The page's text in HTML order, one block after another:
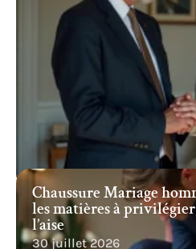
Chaussure Mariage
les matières à
l’aise
30 juillet 2026